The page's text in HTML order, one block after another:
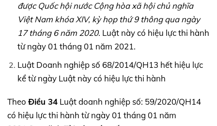
được Quốc hội nước Cộng hòa xã hội chủ nghĩa
Việt Nam khóaXIV, kỳ họp thứ 9 thông qua ngày
17 tháng 6 năm 2020.Luật này có hiệu lực thi hành
từ ngày 01 tháng 01 năm 2021.
Luật Doanh nghiệp số 68/2014/QH13 hết hiệu lực
kể từ ngày Luật này có hiệu lực thi hành
Theo Điều 34 Luật doanh nghiệp số: 59/2020/QH14
có hiệu lực thi hành từ ngày 01 tháng 01 năm